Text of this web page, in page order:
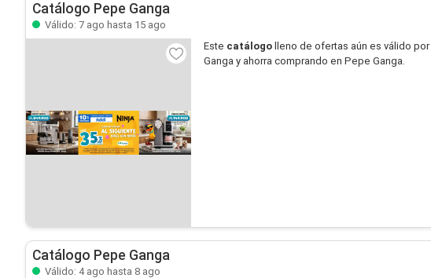
Catálogo Pepe Ganga
Válido: 7 ago hasta 15 ago
Este catálogo lleno de ofertas aún es válido por
Ganga y ahorra comprando en Pepe Ganga.
Catálogo Pepe Ganga
Válido: 4 ago hasta 8 ago